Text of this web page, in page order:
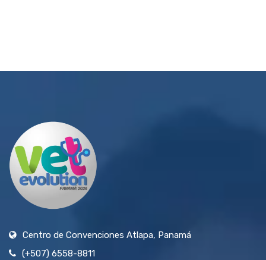
Centro de Convenciones Atlapa, Panamá
(+507) 6558-8811